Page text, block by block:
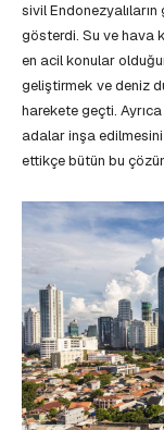
sivil
gösterdi. Su ve hava
en acil konular
geliştirmek ve deniz
harekete geçti. Ayrıca
adalar inşa
ettikçe bütün bu